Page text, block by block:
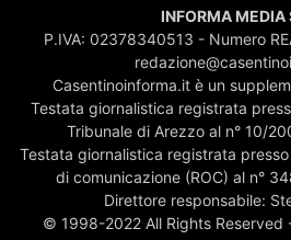
INFORMA MEDIA
P.IVA: 02378340513 - Numero
Casentinoinforma.it è un
Testata giornalistica registrata
Tribunale di Arezzo al n° 10/
Testata giornalistica registrata
di comunicazione (ROC) al n°
Direttore responsabile:
© 1998-2022 All Rights Reserved